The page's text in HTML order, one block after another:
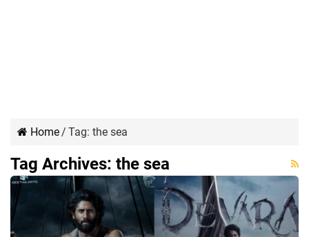
Home/ Tag: the sea
Tag Archives: the sea